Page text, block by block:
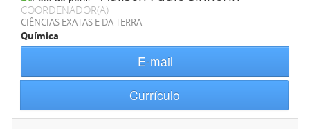
COORDENADOR(A)
CIÊNCIAS EXATAS E DA TERRA
Química
E-mail
Currículo